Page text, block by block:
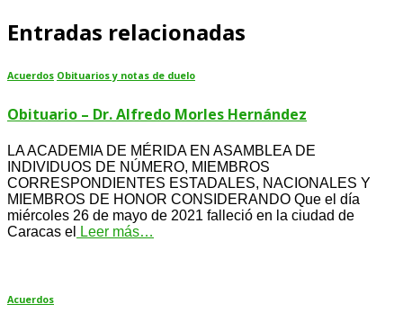
Entradas relacionadas
Acuerdos Obituarios y notas de duelo
Obituario – Dr. Alfredo Morles Hernández
LA ACADEMIA DE MÉRIDA EN ASAMBLEA DE
INDIVIDUOS DE NÚMERO, MIEMBROS
CORRESPONDIENTES ESTADALES, NACIONALES Y
MIEMBROS DE HONOR CONSIDERANDO Que el día
miércoles 26 de mayo de 2021 falleció en la ciudad de
Caracas el
Leer más…
Acuerdos